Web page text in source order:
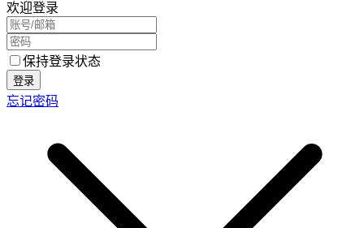
欢迎登录
保持登录状态
登录
忘记密码